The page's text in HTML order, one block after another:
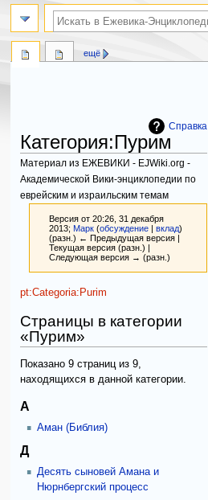
Справка
Категория:Пурим
Материал из ЕЖЕВИКИ - EJWiki.org -
Академической Вики-энциклопедии по
еврейским и израильским темам
Версия от 20:26, 31 декабря
2013; Марк (обсуждение |вклад)
(разн.) ← Предыдущая версия |
Текущая версия (разн.) |
Следующая версия → (разн.)
Перейти
навигации
Перейти
поиску
pt:Categoria:Purim
Страницы в категории
«Пурим»
Показано 9 страниц из 9,
находящихся в данной категории.
А
Аман (Библия)
Д
Десять сыновей Амана и
Нюрнбергский процесс
ещё
поиск по словам